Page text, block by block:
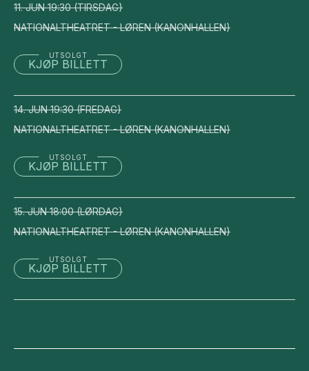
11. JUN 19:30(TIRSDAG)
NATIONALTHEATRET - LØREN(KANONHALLEN)
KJØP BILLETT
UTSOLGT
14. JUN 19:30(FREDAG)
NATIONALTHEATRET - LØREN(KANONHALLEN)
KJØP BILLETT
UTSOLGT
15. JUN 18:00(LØRDAG)
NATIONALTHEATRET - LØREN(KANONHALLEN)
KJØP BILLETT
UTSOLGT